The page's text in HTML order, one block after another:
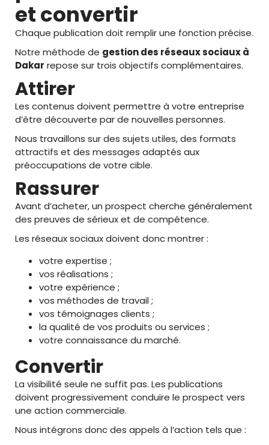
et convertir
Chaque publication doit remplir une fonction précise.
Notre méthode de gestion des réseaux sociaux à
Dakar repose sur trois objectifs complémentaires.
Attirer
Les contenus doivent permettre à votre entreprise
d’être découverte par de nouvelles personnes.
Nous travaillons sur des sujets utiles, des formats
attractifs et des messages adaptés aux
préoccupations de votre cible.
Rassurer
Avant d’acheter, un prospect cherche généralement
des preuves de sérieux et de compétence.
Les réseaux sociaux doivent donc montrer :
votre expertise ;
vos réalisations ;
votre expérience ;
vos méthodes de travail ;
vos témoignages clients ;
la qualité de vos produits ou services ;
votre connaissance du marché.
Convertir
La visibilité seule ne suffit pas. Les publications
doivent progressivement conduire le prospect vers
une action commerciale.
Nous intégrons donc des appels à l’action tels que :